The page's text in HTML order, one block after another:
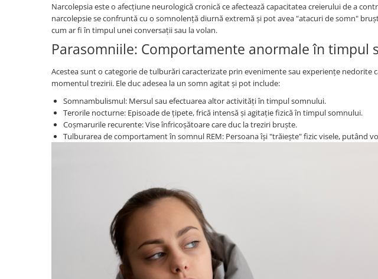
Narcolepsia este o afecțiune neurologică cronică ce afectează capacitatea creierului de a
narcolepsie se confruntă cu o somnolență diurnă extremă și pot avea "atacuri de somn"
cum ar fi în timpul unei conversații sau la volan.
Parasomniile: Comportamente anormale în timpul
Acestea sunt o categorie de tulburări caracterizate prin evenimente sau experiențe nedorite
momentul trezirii. Ele duc adesea la un somn agitat și pot include:
Somnambulismul: Mersul sau efectuarea altor activități în timpul somnului.
Terorile nocturne: Episoade de țipete, frică intensă și agitație fizică în timpul somnului.
Coșmarurile recurente: Vise înfricoșătoare care duc la treziri bruște.
Tulburarea de comportament în somnul REM: Persoana își "trăiește" fizic visele, putând